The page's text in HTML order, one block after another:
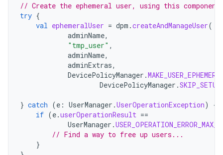
// Create the ephemeral user, using this
try {
val ephemeralUser = dpm .createAndManageUser(
adminName,
"tmp_user" ,
adminName,
adminExtras,
DevicePolicyManager .
DevicePolicyManager .
} catch (e : UserManager .UserOperationException)
{
if (e.userOperationResult ==
UserManager .
// Find a way to free up users...
}